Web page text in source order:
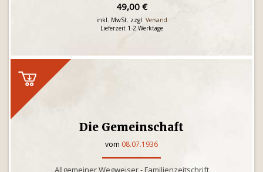
49,00 €
inkl. MwSt. zzgl. Versand
Lieferzeit 1-2 Werktage
Die Gemeinschaft
vom 08.07.1936
Allgemeiner Wegweiser - Familienzeitschrift